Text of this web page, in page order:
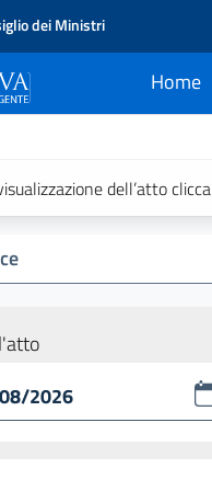
dei Ministri
Home
current
dell’atto clicca